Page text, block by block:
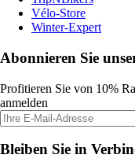
Vélo-Store
Winter-Expert
Abonnieren Sie
Profitieren Sie von 10%
anmelden
Bleiben Sie in